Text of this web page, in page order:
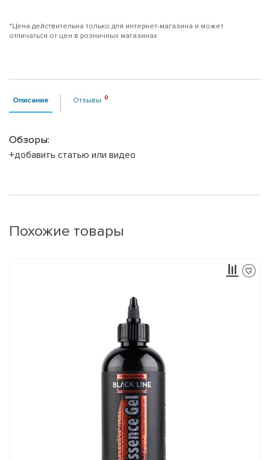
*Цена действительна только для интернет-магазина и может
отличаться от цен в розничных магазинах
Описание Отзывы
Обзоры:
+добавить статью или видео
Похожие товары